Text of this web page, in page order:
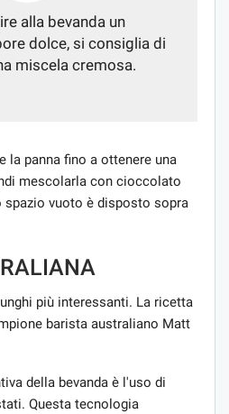
alla bevanda un
dolce, si consiglia di
miscela cremosa.
la panna fino a ottenere una
mescolarla con cioccolato
spazio vuoto è disposto sopra
più interessanti. La ricetta
barista australiano Matt
della bevanda è l'uso di
Questa tecnologia